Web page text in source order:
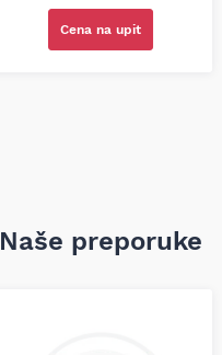
Cena na upit
Naše preporuke